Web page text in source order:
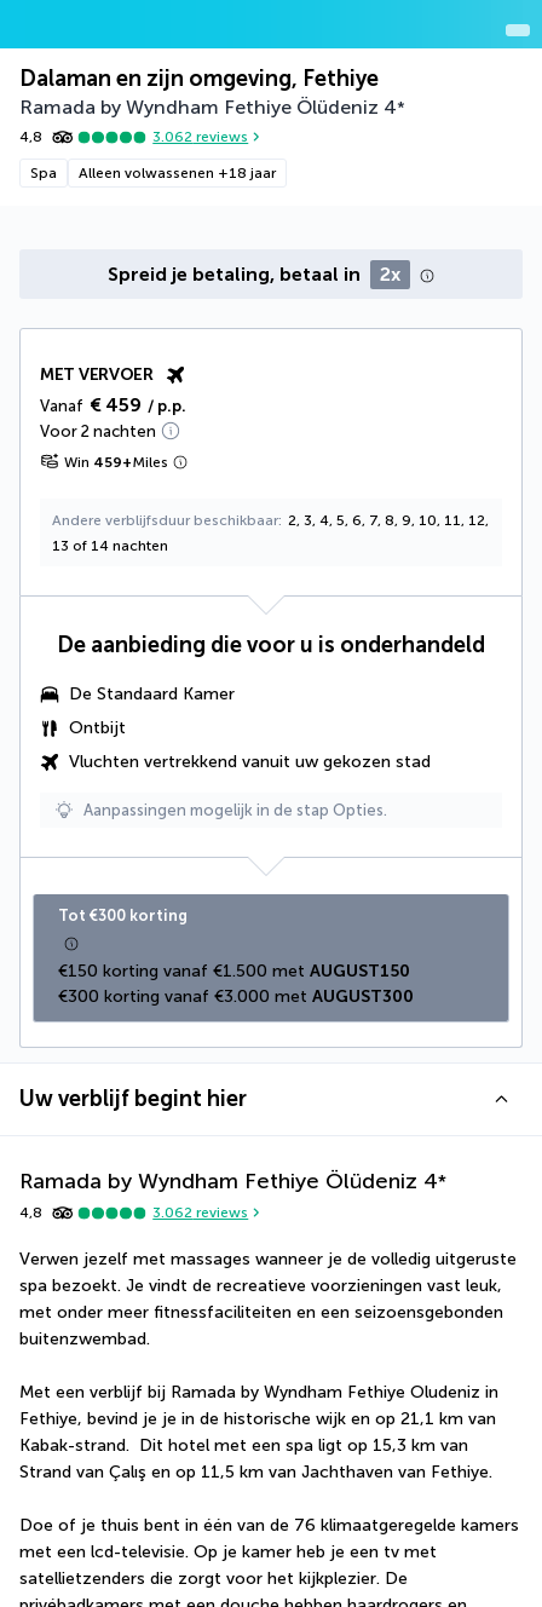
Dalaman en zijn omgeving, Fethiye
Ramada by Wyndham Fethiye Ölüdeniz 4*
4,8 3.062 reviews
Spa Alleen volwassenen +18 jaar
Spreid je betaling, betaal in 2x
MET VERVOER
Vanaf € 459 / p.p.
Voor 2 nachten
Win 459+Miles
Andere verblijfsduur beschikbaar
2, 3, 4, 5, 6, 7, 8, 9, 10, 11, 12,
13 of 14 nachten
De aanbieding die voor u is onderhandeld
De Standaard Kamer
Ontbijt
Vluchten vertrekkend vanuit uw gekozen stad
Aanpassingen mogelijk in de stap Opties.
Tot €300 korting
€150 korting vanaf €1.500 met AUGUST150
€300 korting vanaf €3.000 met AUGUST300
Uw verblijf begint hier
Ramada by Wyndham Fethiye Ölüdeniz 4*
4,8 3.062 reviews
Verwen jezelf met massages wanneer je de volledig uitgeruste
spa bezoekt. Je vindt de recreatieve voorzieningen vast leuk,
met onder meer fitnessfaciliteiten en een seizoensgebonden
buitenzwembad.
Met een verblijf bij Ramada by Wyndham Fethiye Oludeniz in
Fethiye, bevind je je in de historische wijk en op 21,1 km van
Kabak-strand.  Dit hotel met een spa ligt op 15,3 km van
Strand van Çalış en op 11,5 km van Jachthaven van Fethiye.
Doe of je thuis bent in één van de 76 klimaatgeregelde kamers
met een lcd-televisie. Op je kamer heb je een tv met
satellietzenders die zorgt voor het kijkplezier. De